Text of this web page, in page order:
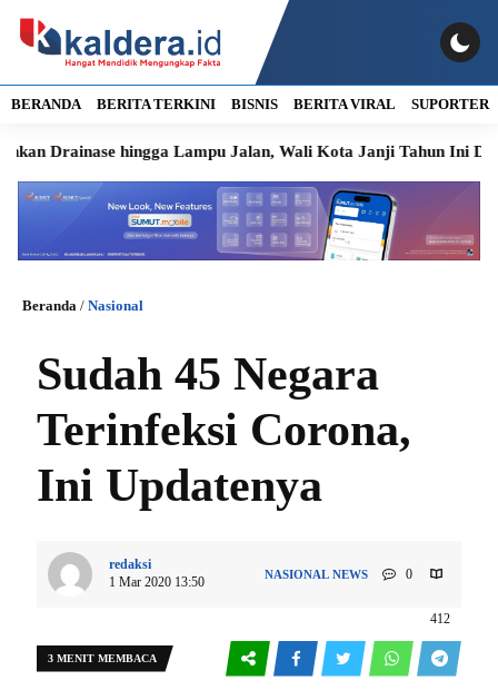
BERANDA BERITA TERKINI BISNIS BERITA VIRAL SUPORTER
hingga Lampu Jalan, Wali Kota Janji Tahun Ini Diperbaiki
Beranda / Nasional
Sudah 45 Negara
Terinfeksi Corona,
Ini Updatenya
redaksi
1 Mar 2020 13:50
NASIONAL NEWS 0
412
3 MENIT MEMBACA